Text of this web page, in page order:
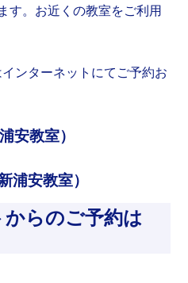
す。お近くの教室をご利用
ンターネットにてご予約お
安教室）
浦安教室）
らのご予約は